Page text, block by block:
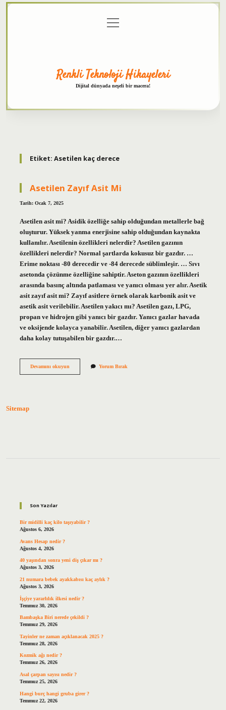
menüyü
aç
Renkli Teknoloji Hikayeleri
Dijital dünyada neşeli bir macera!
Etiket: Asetilen kaç derece
Asetilen Zayıf Asit Mi
Tarih: Ocak 7, 2025
Asetilen asit mi? Asidik özelliğe sahip olduğundan metallerle bağ
oluşturur. Yüksek yanma enerjisine sahip olduğundan kaynakta
kullanılır. Asetilenin özellikleri nelerdir? Asetilen gazının
özellikleri nelerdir? Normal şartlarda kokusuz bir gazdır. …
Erime noktası -80 derecedir ve -84 derecede süblimleşir. … Sıvı
asetonda çözünme özelliğine sahiptir. Aseton gazının özellikleri
arasında basınç altında patlaması ve yanıcı olması yer alır. Asetik
asit zayıf asit mi? Zayıf asitlere örnek olarak karbonik asit ve
asetik asit verilebilir. Asetilen yakıcı mı? Asetilen gazı, LPG,
propan ve hidrojen gibi yanıcı bir gazdır. Yanıcı gazlar havada
ve oksijende kolayca yanabilir. Asetilen, diğer yanıcı gazlardan
daha kolay tutuşabilen bir gazdır.…
Devamını okuyunAsetilen
Yorum Bırak
Sitemap
Son Yazılar
Bir midilli kaç kilo taşıyabilir ?
Ağustos 6, 2026
Avans Hesap nedir ?
Ağustos 4, 2026
40 yaşından sonra yeni diş çıkar mı ?
Ağustos 3, 2026
21 numara bebek ayakkabısı kaç aylık ?
Ağustos 3, 2026
İşçiye yararlılık ilkesi nedir ?
Temmuz 30, 2026
Bambaşka Biri nerede çekildi ?
Temmuz 29, 2026
Tayinler ne zaman açıklanacak 2025 ?
Temmuz 28, 2026
Kozmik ağı nedir ?
Temmuz 26, 2026
Asal çarpan sayısı nedir ?
Temmuz 25, 2026
Hangi burç hangi gruba girer ?
Temmuz 22, 2026